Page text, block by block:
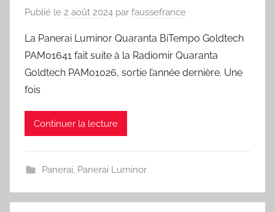
Publié le 2 août 2024 par faussefrance
La Panerai Luminor Quaranta BiTempo Goldtech
PAM01641 fait suite à la Radiomir Quaranta
Goldtech PAM01026, sortie l’année dernière. Une
fois
Continuer la lecture
Panerai, Panerai Luminor